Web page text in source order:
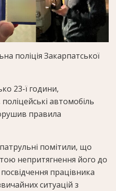
поліція Закарпатської
23-ї години,
автомобіль
правила
помітили, що
непритягнення його до
працівника
ситуацій з